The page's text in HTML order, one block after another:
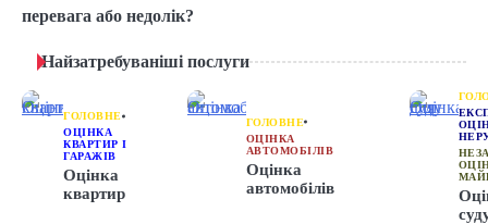
перевага або недолік?
Найзатребуваніші послуги
ГОЛОВНЕ
ОЦІНКА
КВАРТИР І
ГАРАЖІВ
Оцінка
квартир
ГОЛОВНЕ
ОЦІНКА
АВТОМОБІЛІВ
Оцінка
автомобілів